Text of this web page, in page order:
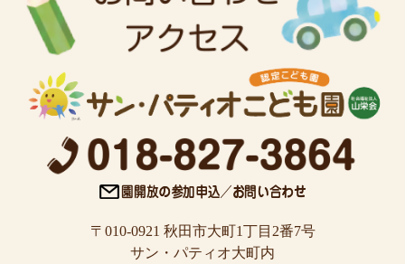
〒010-0921 秋田市大町1丁目2番7号
サン・パティオ大町内